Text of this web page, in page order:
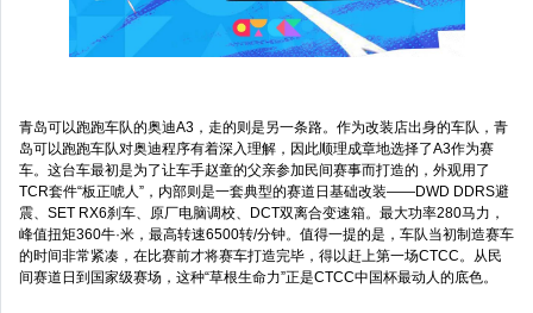
青岛可以跑跑车队的奥迪A3，走的则是另一条路。作为改装店出身的车队，青
岛可以跑跑车队对奥迪程序有着深入理解，因此顺理成章地选择了A3作为赛
车。这台车最初是为了让车手赵童的父亲参加民间赛事而打造的，外观用了
TCR套件“板正唬人”，内部则是一套典型的赛道日基础改装——DWD DDRS避
震、SET RX6刹车、原厂电脑调校、DCT双离合变速箱。最大功率280马力，
峰值扭矩360牛·米，最高转速6500转/分钟。值得一提的是，车队当初制造赛车
的时间非常紧凑，在比赛前才将赛车打造完毕，得以赶上第一场CTCC。从民
间赛道日到国家级赛场，这种“草根生命力”正是CTCC中国杯最动人的底色。